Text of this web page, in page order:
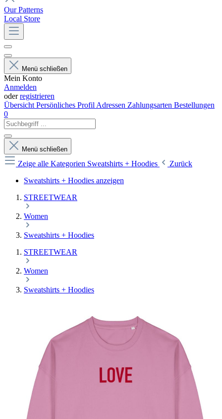
Our Patterns
Local Store
Menü schließen
Mein Konto
Anmelden
oderregistrieren
Übersicht Persönliches Profil Adressen Zahlungsarten Bestellungen
0
Menü schließen
Zeige alle Kategorien Sweatshirts + Hoodies
Zurück
Sweatshirts + Hoodies anzeigen
STREETWEAR
Women
Sweatshirts + Hoodies
STREETWEAR
Women
Sweatshirts + Hoodies